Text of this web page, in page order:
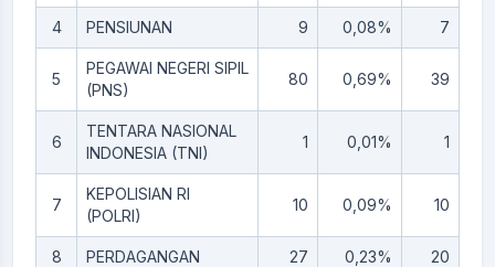
4 PENSIUNAN 9 0,08% 7
5
PEGAWAI NEGERI SIPIL
(PNS)
80 0,69% 39
6
TENTARA NASIONAL
INDONESIA (TNI)
1 0,01% 1
7
KEPOLISIAN RI
(POLRI)
10 0,09% 10
8 PERDAGANGAN 27 0,23% 20